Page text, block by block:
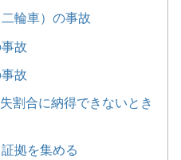
輪車）の事故
故
故
割合に納得できないとき
拠を集める